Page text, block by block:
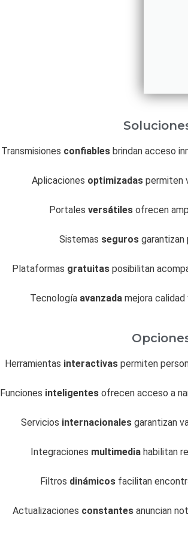
Transmisiones confiablesbrindan acceso
Aplicaciones optimizadaspermiten
Portales versátiles ofrecen
Sistemas seguros
Plataformas gratuitasposibilitan
Tecnología avanzada mejora calidad
Herramientas interactivas permiten
Funciones inteligentesofrecen acceso a
Servicios internacionales garantizan
Integraciones multimediahabilitan
Filtros dinámicosfacilitan
Actualizaciones constantesanuncian